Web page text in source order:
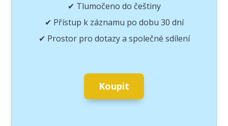
✔ Tlumočeno do češtiny
✔ Přístup k záznamu po dobu 30 dní
✔ Prostor pro dotazy a společné sdílení
Koupit